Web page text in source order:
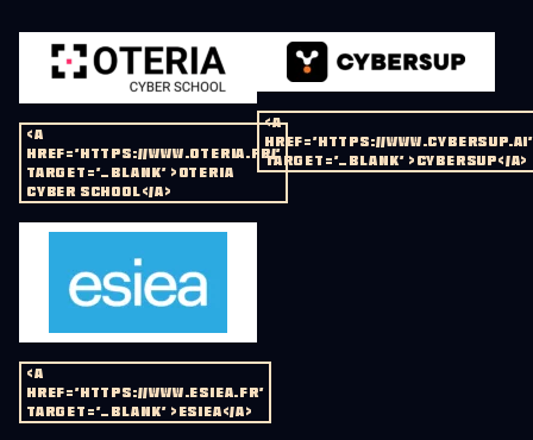
<A
HREF='HTTPS://WWW.OTERIA.FR/'
TARGET='_BLANK' >OTERIA
CYBER SCHOOL</A>
<A
HREF='HTTPS://WWW.CYBERSUP.AI'
TARGET='_BLANK' >CYBERSUP</A>
<A
HREF='HTTPS://WWW.ESIEA.FR'
TARGET='_BLANK' >ESIEA</A>